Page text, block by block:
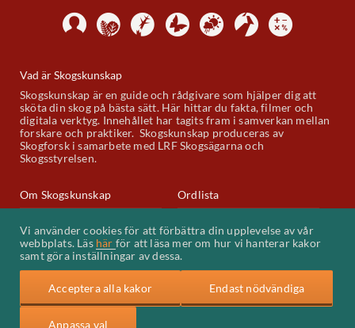
Vad är Skogskunskap
Skogskunskap är en guide och rådgivare som hjälper dig att
sköta din skog på bästa sätt. Här hittar du fakta, filmer och
digitala verktyg. Innehållet har tagits fram i samverkan mellan
forskare och praktiker. Skogskunskap produceras av
Skogforsk i samarbete med LRF Skogsägarna och
Skogsstyrelsen.
Om Skogskunskap Ordlista
Kakor (cookies)
Vi använder cookies för att förbättra din upplevelse av vår
webbplats. Läs här för att läsa mer om hur vi hanterar kakor
samt göra inställningar av dessa.
Acceptera alla kakor Endast nödvändiga
Anpassa val